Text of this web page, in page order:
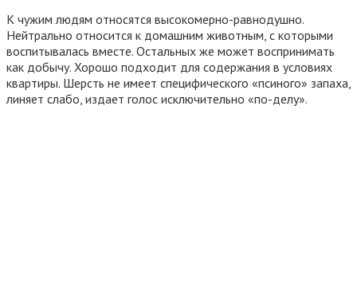
К чужим людям относятся высокомерно-равнодушно.
Нейтрально относится к домашним животным, с которыми
воспитывалась вместе. Остальных же может воспринимать
как добычу. Хорошо подходит для содержания в условиях
квартиры. Шерсть не имеет специфического «псиного» запаха,
линяет слабо, издает голос исключительно «по-делу».